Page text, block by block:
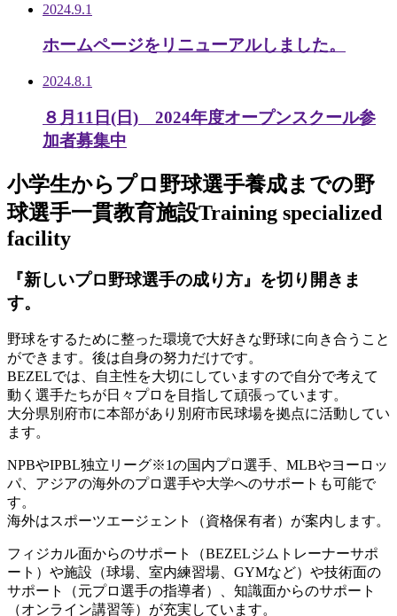
2024.9.1
ホームページをリニューアルしました。
2024.8.1
８月11日(日) 2024年度オープンスクール参
加者募集中
小学生からプロ野球選手養成までの野
球選手一貫教育施設Training specialized
facility
『新しいプロ野球選手の成り方』を切り開きま
す。
野球をするために整った環境で大好きな野球に向き合うこと
ができます。後は自身の努力だけです。
BEZELでは、自主性を大切にしていますので自分で考えて
動く選手たちが日々プロを目指して頑張っています。
大分県別府市に本部があり別府市民球場を拠点に活動してい
ます。
NPBやIPBL独立リーグ※1の国内プロ選手、MLBやヨーロッ
パ、アジアの海外のプロ選手や大学へのサポートも可能で
す。
海外はスポーツエージェント（資格保有者）が案内します。
フィジカル面からのサポート（BEZELジムトレーナーサポ
ート）や施設（球場、室内練習場、GYMなど）や技術面の
サポート（元プロ選手の指導者）、知識面からのサポート
（オンライン講習等）が充実しています。